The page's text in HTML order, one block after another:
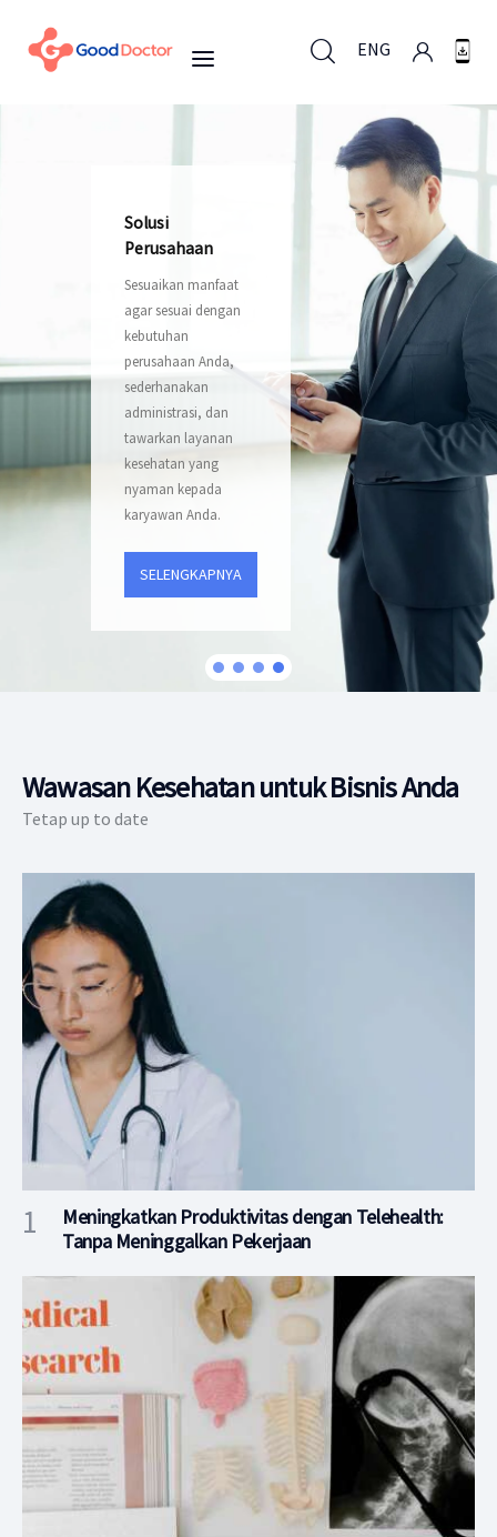
ENG
ENG
Untuk Bisnis
Untuk Anda
Mengapa Good Doctor
Berita
Layanan
Solusi
Perusahaan
Sesuaikan manfaat
agar sesuai dengan
kebutuhan
perusahaan Anda,
sederhanakan
administrasi, dan
tawarkan layanan
kesehatan yang
nyaman kepada
karyawan Anda.
SELENGKAPNYA
Wawasan Kesehatan untuk Bisnis Anda
Tetap up to date
Meningkatkan Produktivitas dengan Telehealth:
Tanpa Meninggalkan Pekerjaan